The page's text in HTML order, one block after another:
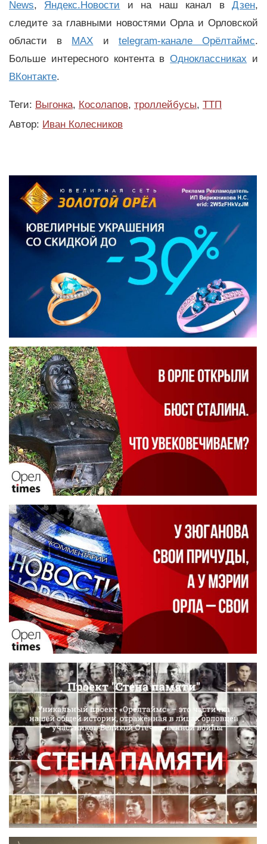
News, Яндекс.Новости и на наш канал вДзен,
следите за главными новостями Орла и Орловской
области в MAX и telegram-канале Орёлтаймс.
Больше интересного контента вОдноклассниках и
ВКонтакте.
Теги: Выгонка, Косолапов, троллейбусы, ТТП
Автор: Иван Колесников